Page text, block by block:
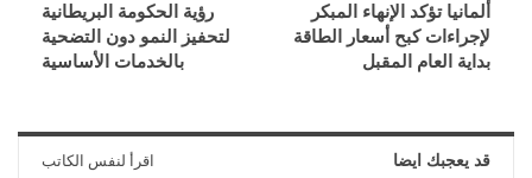
ألمانيا تؤكد الإنهاء المبكر
لإجراءات كبح أسعار الطاقة
بداية العام المقبل
رؤية الحكومة البريطانية
لتحفيز النمو دون التضحية
بالخدمات الأساسية
قد يعجبك ايضا اقرأ لنفس الكاتب